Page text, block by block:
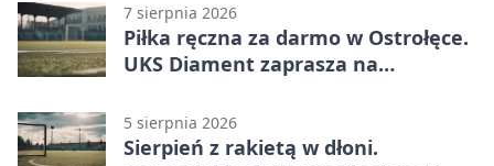
7 sierpnia 2026
Piłka ręczna za darmo w Ostrołęce.
UKS Diament zaprasza na
5 sierpnia 2026
Sierpień z rakietą w dłoni.